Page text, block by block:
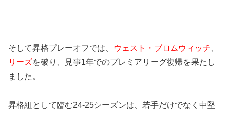
そして昇格プレーオフでは、 ウェスト・ブロムウィッチ
リーズを破り、見事1年でのプレミアリーグ復帰を果たし
ました。
昇格組として臨む24-25シーズンは、若手だけでなく中堅